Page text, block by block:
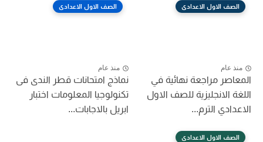
الصف الاول الاعدادى
منذ عام
المعاصر مراجعة نهائية في
اللغة الانجليزية للصف الاول
الاعدادي الترم...
الصف الاول الاعدادى
منذ عام
نماذج امتحانات قطر الندى فى
تكنولوجيا المعلومات اختبار
ابريل بالاجابات...
الصف الاول الاعدادى